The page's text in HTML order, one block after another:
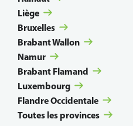
Liège
Bruxelles
Brabant Wallon
Namur
Brabant Flamand
Luxembourg
Flandre Occidentale
Toutes les provinces